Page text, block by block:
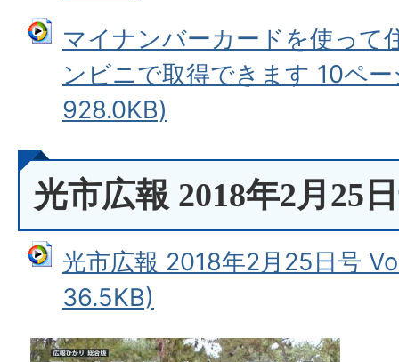
マイナンバーカードを使って
ンビニで取得できます 10ペ
928.0KB)
光市広報 2018年2月25
光市広報 2018年2月25日号
36.5KB)